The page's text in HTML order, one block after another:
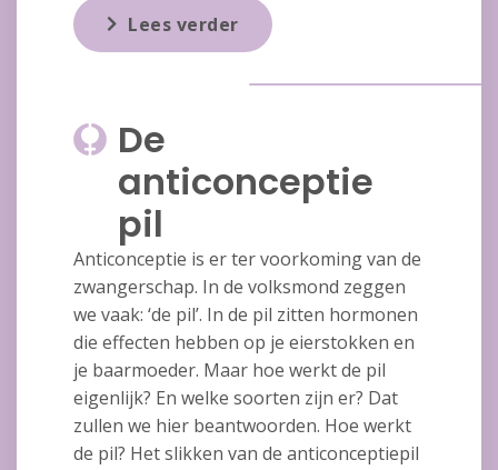
Lees verder
De
anticonceptie
pil
Anticonceptie is er ter voorkoming van de
zwangerschap. In de volksmond zeggen
we vaak: ‘de pil’. In de pil zitten hormonen
die effecten hebben op je eierstokken en
je baarmoeder. Maar hoe werkt de pil
eigenlijk? En welke soorten zijn er? Dat
zullen we hier beantwoorden. Hoe werkt
de pil? Het slikken van de anticonceptiepil